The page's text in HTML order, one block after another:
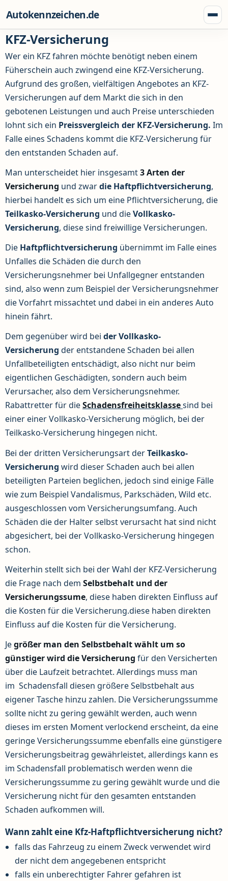
Autokennzeichen.de
KFZ-Versicherung
Wer ein KFZ fahren möchte benötigt neben einem
Füherschein auch zwingend eine KFZ-Versicherung.
Aufgrund des großen, vielfältigen Angebotes an KFZ-
Versicherungen auf dem Markt die sich in den
gebotenen Leistungen und auch Preise unterschieden
lohnt sich ein Preissvergleich der KFZ-Versicherung. Im
Falle eines Schadens kommt die KFZ-Versicherung für
den entstanden Schaden auf.
Man unterscheidet hier insgesamt3 Arten der
Versicherung und zwardie Haftpflichtversicherung,
hierbei handelt es sich um eine Pflichtversicherung, die
Teilkasko-Versicherung und dieVollkasko-
Versicherung, diesesind freiwillige Versicherungen.
Die Haftpflichtversicherung übernimmt im Falle eines
Unfalles die Schäden die durch den
Versicherungsnehmer bei Unfallgegner entstanden
sind, also wenn zum Beispiel der Versicherungsnehmer
die Vorfahrt missachtet und dabei in ein anderes Auto
hinein fährt.
Dem gegenüber wird bei der Vollkasko-
Versicherung der entstandene Schaden bei allen
Unfallbeteiligten entschädigt, also nicht nur beim
eigentlichen Geschädigten, sondern auch beim
Verursacher, also dem Versicherungsnehmer.
Rabattretter für dieSchadensfreiheitsklassesind bei
einer einer Vollkasko-Versicherung möglich, bei der
Teilkasko-Versicherung hingegen nicht.
Bei der dritten Versicherungsart derTeilkasko-
Versicherung wird dieser Schaden auch bei allen
beteiligten Parteien beglichen, jedoch sind einige Fälle
wie zum Beispiel Vandalismus, Parkschäden, Wild etc.
ausgeschlossen vom Versicherungsumfang. Auch
Schäden die der Halter selbst verursacht hat sind nicht
abgesichert, bei der Vollkasko-Versicherung hingegen
schon.
Weiterhin stellt sich bei der Wahl der KFZ-Versicherung
die Frage nach dem Selbstbehalt und der
Versicherungssume, diese haben direkten Einfluss auf
die Kosten für die Versicherung.diese haben direkten
Einfluss auf die Kosten für die Versicherung.
Jegrößer man den Selbstbehalt wählt um so
günstiger wird die Versicherung für den Versicherten
über die Laufzeit betrachtet. Allerdings muss man
im Schadensfall diesen größere Selbstbehalt aus
eigener Tasche hinzu zahlen. Die Versicherungssumme
sollte nicht zu gering gewählt werden, auch wenn
dieses im ersten Moment verlockend erscheint, da eine
geringe Versicherungssumme ebenfalls eine günstigere
Versicherungsbeitrag gewährleistet, allerdings kann es
im Schadensfall problematisch werden wenn die
Versicherungssumme zu gering gewählt wurde und die
Versicherung nicht für den gesamten entstanden
Schaden aufkommen will.
Wann zahlt eine Kfz-Haftpflichtversicherung nicht?
falls das Fahrzeug zu einem Zweck verwendet wird
der nicht dem angegebenen entspricht
falls ein unberechtigter Fahrer gefahren ist